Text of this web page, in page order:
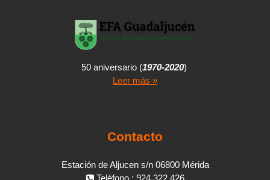
50 aniversario (1970-2020)
Leer más »
Contacto
Estación de Aljucen s/n 06800 Mérida
Teléfono : 924 322 426